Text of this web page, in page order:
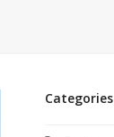
Categories